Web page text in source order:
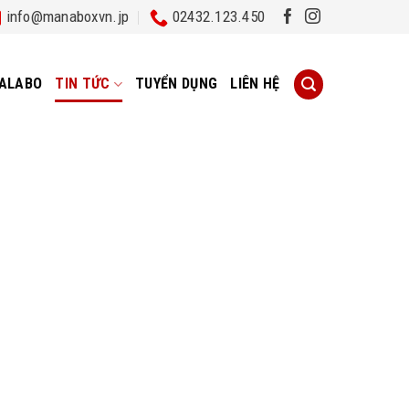
info@manaboxvn.jp 02432.123.450
TIN TỨC TUYỂN DỤNG LIÊN HỆ